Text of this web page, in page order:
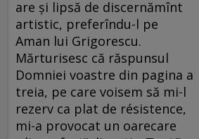
are şi lipsă de discernămînt
artistic, preferîndu-l pe
Aman lui Grigorescu.
Mărturisesc că răspunsul
Domniei voastre din pagina a
treia, pe care voisem să mi-l
rezerv ca plat de résistence,
mi-a provocat un oarecare